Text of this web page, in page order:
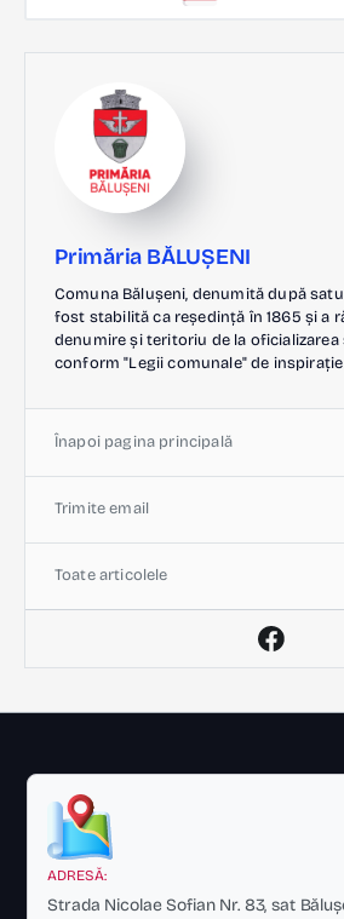
Primăria BĂLUȘENI
Comuna Bălușeni, denumită după
fost stabilită ca reședință în 1865 și a
denumire și teritoriu de la oficializarea
conform "Legii comunale" de
Înapoi pagina principală
Trimite email
Toate articolele
ADRESĂ:
Strada Nicolae Sofian Nr. 83, sat